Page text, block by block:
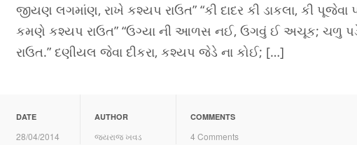
જીયણ લગમાંણ, રાખે કશ્યપ રાઉત” “કી દાદર કી ડાકલા, કી પૂજેવા
કમણે કશ્યપ રાઉત” “ઉગ્યા ની આળસ નઈ, ઉગવું ઈ અચૂક; ચળુ
રાઉત.” દણીયલ જેવા દીકરા, કશ્યપ જેડે ના કોઈ; […]
DATE
28/04/2014
AUTHOR
જયરાજ ખવડ
COMMENTS
4 Comments